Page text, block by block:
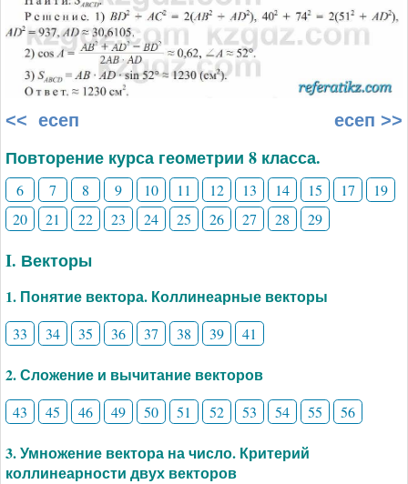
<< есеп есеп >>
Повторение курса геометрии 8 класса.
6 7 8 9 10 11 12 13 14 15 17
19
20
21 22 23 24 25 26 27 28 29
I. Векторы
1. Понятие вектора. Коллинеарные векторы
33 34 35 36 37 38 39 41
2. Сложение и вычитание векторов
43 45 46 49 50 51 52 53 54 55 56
3. Умножение вектора на число. Критерий
коллинеарности двух векторов